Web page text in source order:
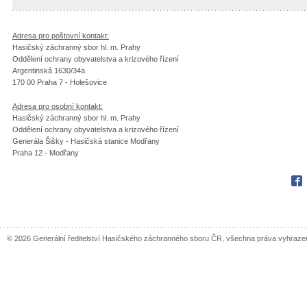
Adresa pro poštovní kontakt:
Hasičský záchranný sbor hl. m. Prahy
Oddělení ochrany obyvatelstva a krizového řízení
Argentinská 1630/34a
170 00 Praha 7 - Holešovice
Adresa pro osobní kontakt:
Hasičský záchranný sbor hl. m. Prahy
Oddělení ochrany obyvatelstva a krizového řízení
Generála Šišky - Hasičská stanice Modřany
Praha 12 - Modřany
© 2026 Generální ředitelství Hasičského záchranného sboru ČR, všechna práva